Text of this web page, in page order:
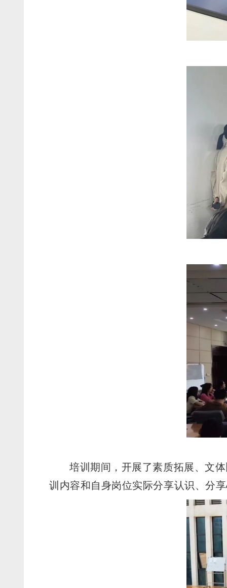
培训期间，开展了素质拓展、文
训内容和自身岗位实际分享认识、分